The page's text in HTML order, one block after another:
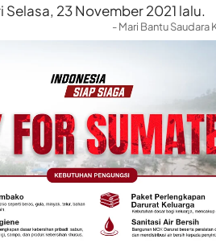
23 November 2021 lalu.
- Mari Bantu Saudara